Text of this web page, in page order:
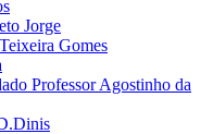
Jorge
Gomes
Professor Agostinho da